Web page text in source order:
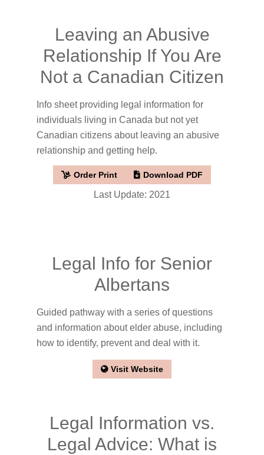
Leaving an Abusive
Relationship If You Are
Not a Canadian Citizen
Info sheet providing legal information for
individuals living in Canada but not yet
Canadian citizens about leaving an abusive
relationship and getting help.
Order Print Download PDF
Last Update: 2021
Legal Info for Senior
Albertans
Guided pathway with a series of questions
and information about elder abuse, including
how to identify, prevent and deal with it.
Visit Website
Legal Information vs.
Legal Advice: What is